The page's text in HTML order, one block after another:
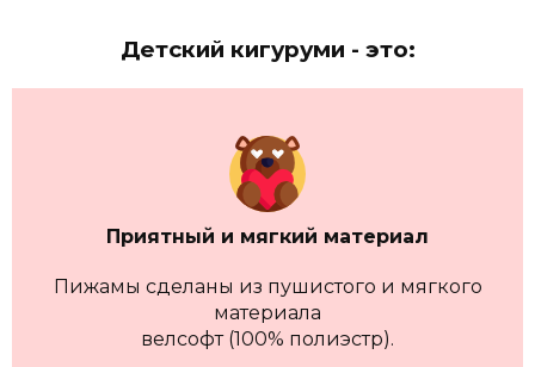
Детский кигуруми - это:
Приятный и мягкий материал
Пижамы сделаны из пушистого и мягкого
материала
велсофт (100% полиэстр).